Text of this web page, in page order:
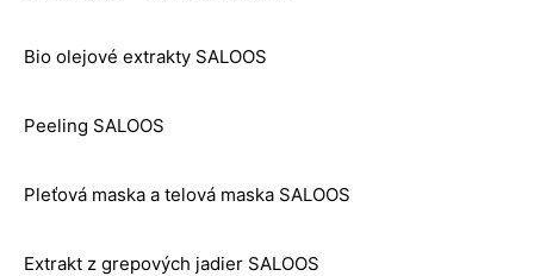
Bio olejové extrakty SALOOS
Peeling SALOOS
Pleťová maska a telová maska SALOOS
Extrakt z grepových jadier SALOOS